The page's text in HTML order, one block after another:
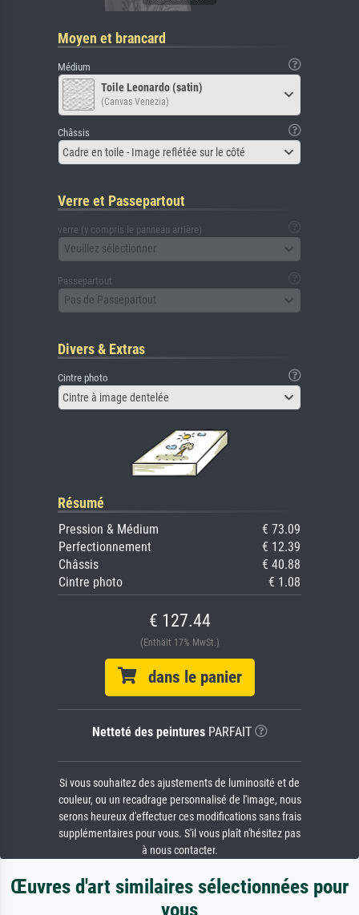
Moyen et brancard
Médium
Toile Leonardo (satin)
(Canvas Venezia)
Châssis
Cadre en toile - Image reflétée sur le côté
Verre et Passepartout
verre (y compris le panneau arrière)
Veuillez sélectionner
Passepartout
Pas de Passepartout
Divers & Extras
Cintre photo
Cintre à image dentelée
Résumé
Pression & Médium
€ 73.09
Perfectionnement
€ 12.39
Châssis
€ 40.88
Cintre photo
€ 1.08
€ 127.44
(Enthält 17% MwSt.)
dans le panier
Netteté des peinturesPARFAIT
Si vous souhaitez des ajustements de luminosité et de
couleur, ou un recadrage personnalisé de l'image, nous
serons heureux d'effectuer ces modifications sans frais
supplémentaires pour vous. S'il vous plaît n'hésitez pas
à nous contacter.
Œuvres d'art similaires sélectionnées pour
vous